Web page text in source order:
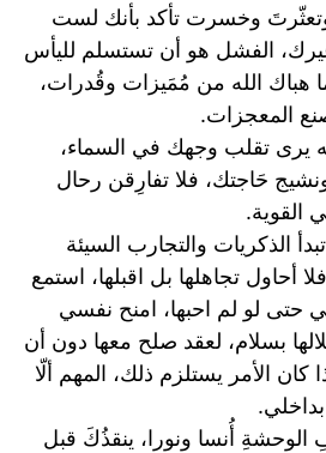
وخسرت تأكد بأنك لست
الفشل هو أن تستسلم لليأس
هباك الله من مُمَيزات وقُدرات،
المعجزات.
يرى تقلب وجهك في السماء،
حَاجتك، فلا تفارِقن رحال
القوية.
الذكريات والتجارب السيئة
أحاول تجاهلها بل اقبلها، استمع
حتى لو لم احبها، امنح نفسي
بسلام، لعقد صلح معها دون أن
الأمر يستلزم ذلك، المهم ألّا
أُنسا ونورا، ينقذُكَ قبل